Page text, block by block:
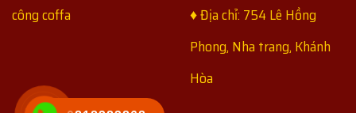
công coffa
♦ Địa chỉ: 754 Lê Hồng
Phong, Nha trang, Khánh
Hòa